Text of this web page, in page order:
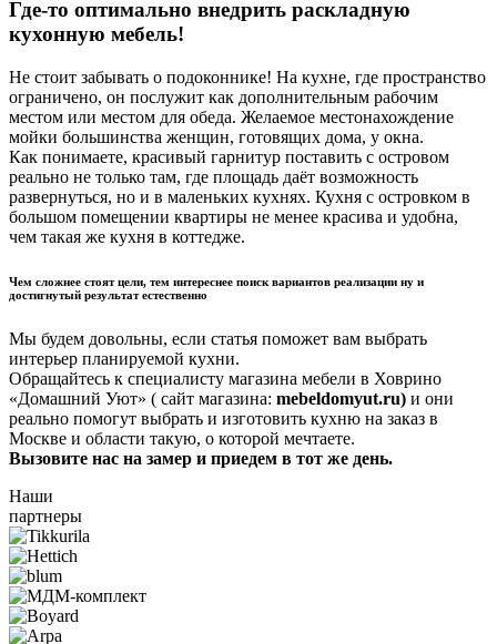
Где-то оптимально внедрить раскладную
кухонную мебель!
Не стоит забывать о подоконнике! На кухне, где пространство
ограничено, он послужит как дополнительным рабочим
местом или местом для обеда. Желаемое местонахождение
мойки большинства женщин, готовящих дома, у окна.
Как понимаете, красивый гарнитур поставить с островом
реально не только там, где площадь даёт возможность
развернуться, но и в маленьких кухнях. Кухня с островком в
большом помещении квартиры не менее красива и удобна,
чем такая же кухня в коттедже.
Чем сложнее стоят цели, тем интереснее поиск вариантов реализации ну и
достигнутый результат естественно
Мы будем довольны, если статья поможет вам выбрать
интерьер планируемой кухни.
Обращайтесь к специалисту магазина мебели в Ховрино
«Домашний Уют» ( сайт магазина: mebeldomyut.ru) и они
реально помогут выбрать и изготовить кухню на заказ в
Москве и области такую, о которой мечтаете.
Вызовите нас на замер и приедем в тот же день.
Наши
партнеры